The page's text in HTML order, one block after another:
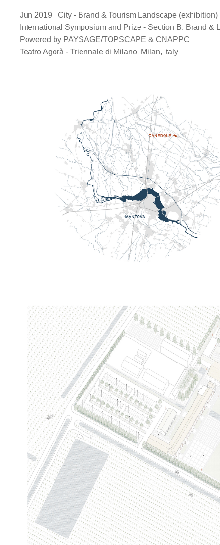
Jun 2019 | City - Brand & Tourism Landscape (exhibition)
International Symposium and Prize - Section B: Brand &
Powered by PAYSAGE/TOPSCAPE & CNAPPC
Teatro Agorà - Triennale di Milano, Milan, Italy